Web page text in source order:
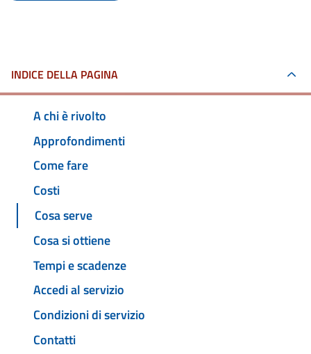
INDICE DELLA PAGINA
A chi è rivolto
Approfondimenti
Come fare
Costi
Cosa serve
Cosa si ottiene
Tempi e scadenze
Accedi al servizio
Condizioni di servizio
Contatti